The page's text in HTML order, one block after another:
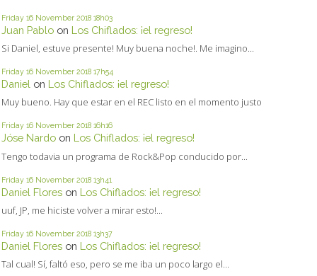
Friday 16 November 2018 18h03
Juan Pablo on Los Chiflados: ¡el regreso!
Si Daniel, estuve presente! Muy buena noche!. Me imagino...
Friday 16 November 2018 17h54
Daniel on Los Chiflados: ¡el regreso!
Muy bueno. Hay que estar en el REC listo en el momento justo
Friday 16 November 2018 16h16
Jóse Nardo on Los Chiflados: ¡el regreso!
Tengo todavia un programa de Rock&Pop conducido por...
Friday 16 November 2018 13h41
Daniel Flores on Los Chiflados: ¡el regreso!
uuf, JP, me hiciste volver a mirar esto!...
Friday 16 November 2018 13h37
Daniel Flores on Los Chiflados: ¡el regreso!
Tal cual! Sí, faltó eso, pero se me iba un poco largo el...